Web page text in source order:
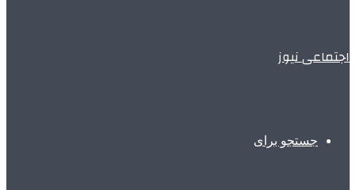
اجتماعی نیوز
جستجو برای